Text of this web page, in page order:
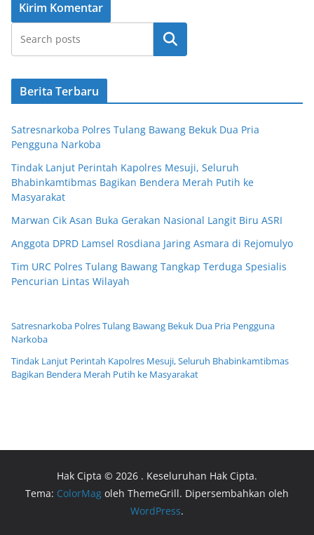
Cari
Berita Terbaru
Satresnarkoba Polres Tulang Bawang Bekuk Dua Pria
Pengguna Narkoba
Tindak Lanjut Perintah Kapolres Mesuji, Seluruh
Bhabinkamtibmas Bagikan Bendera Merah Putih ke
Masyarakat
Marwan Cik Asan Buka Gerakan Nasional Langit Biru ASRI
Anggota DPRD Lamsel Rosdiana Jaring Asmara di Rejomulyo
Tim URC Polres Tulang Bawang Tangkap Terduga Spesialis
Pencurian Lintas Wilayah
Satresnarkoba Polres Tulang Bawang Bekuk Dua Pria Pengguna
Narkoba
Tindak Lanjut Perintah Kapolres Mesuji, Seluruh Bhabinkamtibmas
Bagikan Bendera Merah Putih ke Masyarakat
Hak Cipta © 2026 . Keseluruhan Hak Cipta.
Tema: ColorMag oleh ThemeGrill. Dipersembahkan oleh
WordPress.